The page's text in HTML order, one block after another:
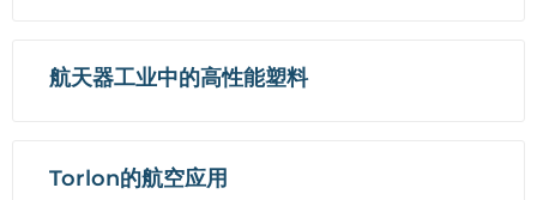
航天器工业中的高性能塑料
Torlon的航空应用